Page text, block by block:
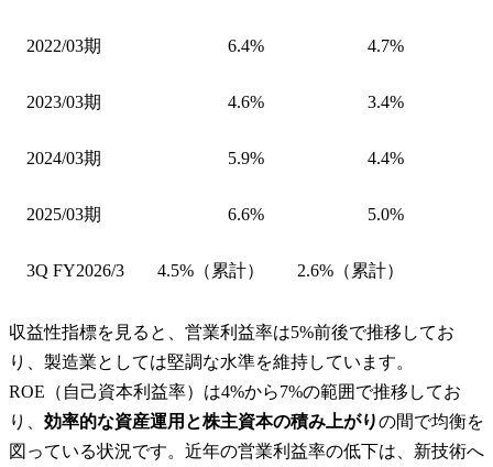
2022/03期 6.4% 4.7%
2023/03期 4.6% 3.4%
2024/03期 5.9% 4.4%
2025/03期 6.6% 5.0%
3Q FY2026/3 4.5%（累計） 2.6%（累計）
収益性指標を見ると、営業利益率は5%前後で推移してお
り、製造業としては堅調な水準を維持しています。
ROE（自己資本利益率）は4%から7%の範囲で推移してお
り、 効率的な資産運用と株主資本の積み上がりの間で均衡を
図っている状況です。近年の営業利益率の低下は、新技術へ